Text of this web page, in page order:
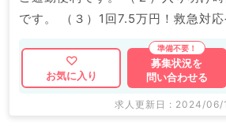
です。 （３）1回7.5万円！救急対
応の際はインセンティブ支給もございます
DOCTORでは病院やクリニックな
もちろんのこと、 掲載情報以外にも
求人も多数扱っています。 求人内
お気に入り
募集状況を
問い合わせる
求人更新日 : 2024/06/